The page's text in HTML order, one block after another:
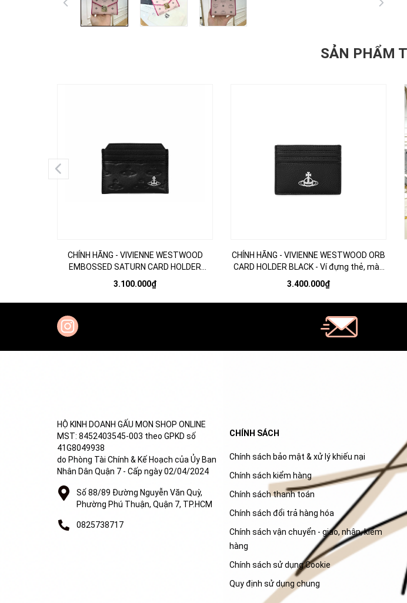
SẢN PHẨM
CHÍNH HÃNG - VIVIENNE WESTWOOD
EMBOSSED SATURN CARD HOLDER
BLACK - Ví đựng thẻ, màu đen
3.100.000₫
CHÍNH HÃNG - VIVIENNE WESTWOOD ORB
CARD HOLDER BLACK - Ví đựng thẻ, màu
đen
3.400.000₫
HỘ KINH DOANH GẤU MON SHOP ONLINE
MST: 8452403545-003 theo GPKD số
41G8049938
do Phòng Tài Chính & Kế Hoạch của Ủy Ban
Nhân Dân Quận 7 - Cấp ngày 02/04/2024
Số 88/89 Đường Nguyễn Văn Quỳ,
Phường Phú Thuận, Quận 7, TP.HCM
0825738717
CHÍNH SÁCH
Chính sách bảo mật & xử lý khiếu nại
Chính sách kiểm hàng
Chính sách thanh toán
Chính sách đổi trả hàng hóa
Chính sách vận chuyển - giao, nhận, kiểm
hàng
Chính sách sử dụng Cookie
Quy định sử dụng chung